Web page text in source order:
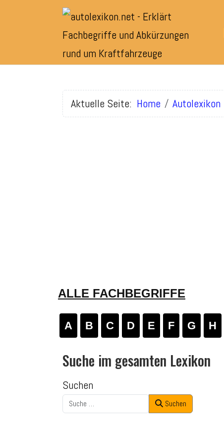
Aktuelle Seite: Home Autolexikon
ALLE FACHBEGRIFFE
A B C D E F G H
Suche im gesamten Lexikon
Suchen
Suchen